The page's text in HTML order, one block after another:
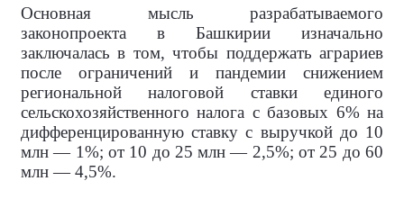
Основная мысль разрабатываемого
законопроекта в Башкирии изначально
заключалась в том, чтобы поддержать аграриев
после ограничений и пандемии снижением
региональной налоговой ставки единого
сельскохозяйственного налога с базовых 6% на
дифференцированную ставку с выручкой до 10
млн — 1%; от 10 до 25 млн — 2,5%; от 25 до 60
млн — 4,5%.